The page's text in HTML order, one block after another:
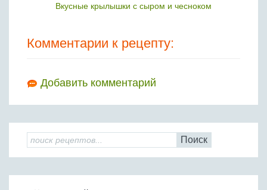
Вкусные крылышки с сыром и чесноком
Комментарии к рецепту:
Добавить комментарий
Поиск